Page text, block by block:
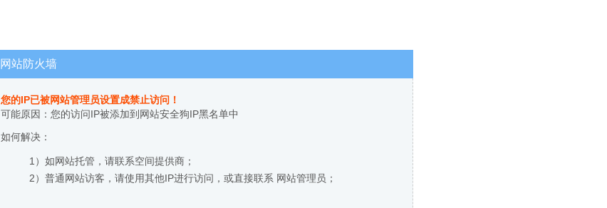
网站防火墙
您的IP已被网站管理员设置成禁止访问！
可能原因：您的访问IP被添加到网站安全狗IP黑名单中
如何解决：
1）如网站托管，请联系空间提供商；
2）普通网站访客，请使用其他IP进行访问，或直接联系 网站管理员；